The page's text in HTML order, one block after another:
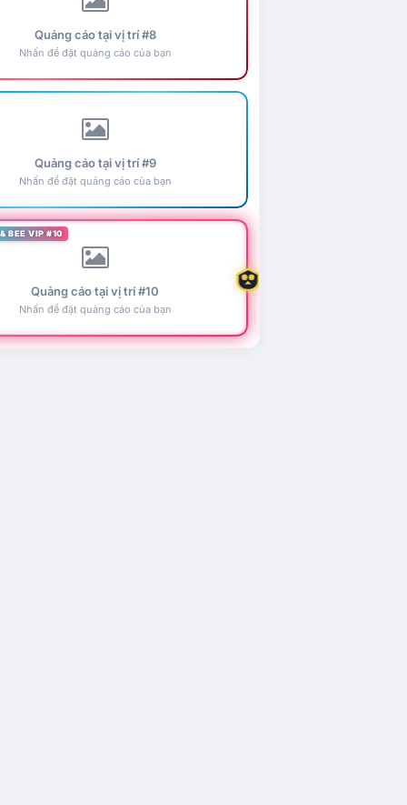
Quảng cáo tại vị trí #8
Nhấn để đặt quảng cáo của bạn
Quảng cáo tại vị trí #9
Nhấn để đặt quảng cáo của bạn
BEE VIP #10
Quảng cáo tại vị trí #10
Nhấn để đặt quảng cáo của bạn